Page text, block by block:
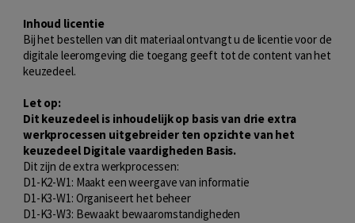
Inhoud licentie
Bij het bestellen van dit materiaal ontvangt u de licentie voor de
digitale leeromgeving die toegang geeft tot de content van het
keuzedeel.
Let op:
Dit keuzedeel is inhoudelijk op basis van drie extra
werkprocessen uitgebreider ten opzichte van het
keuzedeel Digitale vaardigheden Basis.
Dit zijn de extra werkprocessen:
D1-K2-W1: Maakt een weergave van informatie
D1-K3-W1: Organiseert het beheer
D1-K3-W3: Bewaakt bewaaromstandigheden